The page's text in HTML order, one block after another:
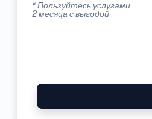
* Пользуйтесь услугами
2 месяца с выгодой